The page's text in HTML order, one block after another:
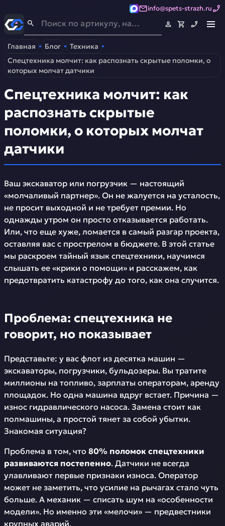
info@spets-strazh.ru
Спец-Страж- Запчасти для спецтехники
Главная Блог
Техника
Спецтехника молчит: как распознать скрытые поломки, о
которых молчат датчики
Спецтехника молчит: как
распознать скрытые
поломки, о которых молчат
датчики
Ваш экскаватор или погрузчик — настоящий
«молчаливый партнер». Он не жалуется на усталость,
не просит выходной и не требует премии. Но
однажды утром он просто отказывается работать.
Или, что еще хуже, ломается в самый разгар проекта,
оставляя вас с прострелом в бюджете. В этой статье
мы раскроем тайный язык спецтехники, научимся
слышать ее «крики о помощи» и расскажем, как
предотвратить катастрофу до того, как она случится.
Проблема: спецтехника не
говорит, но показывает
Представьте: у вас флот из десятка машин —
экскаваторы, погрузчики, бульдозеры. Вы тратите
миллионы на топливо, зарплаты операторам, аренду
площадок. Но одна машина вдруг встает. Причина —
износ гидравлического насоса. Замена стоит как
полмашины, а простой тянет за собой убытки.
Знакомая ситуация?
Проблема в том, что 80% поломок спецтехники
развиваются постепенно. Датчики не всегда
улавливают первые признаки износа. Оператор
может не заметить, что усилие на рычагах стало чуть
больше. А механик — списать шум на «особенности
модели». Но именно эти «мелочи» — предвестники
крупных аварий.